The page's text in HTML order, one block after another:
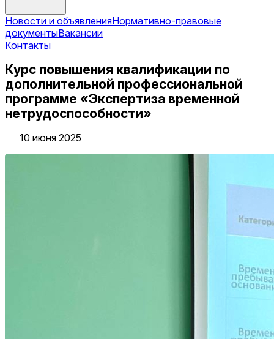
Новости и объявленияНормативно-правовые
документыВакансии
Контакты
Курс повышения квалификации по
дополнительной профессиональной
программе «Экспертиза временной
нетрудоспособности»
10 июня 2025